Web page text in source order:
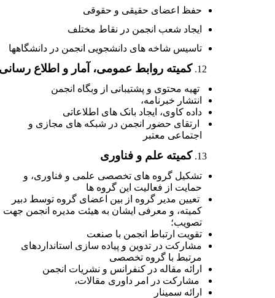
حفظ اعضای حقیقی و حقوقی
ایجاد شعب انجمن در نقاط مختلف
تاسیس شاخه های دانشجویی انجمن در دانشگاهها
کمیته روابط عمومی، آمار و اطلاع رسانی
تهیه محتوی و پشتیبانی از وبگاه انجمن
انتشار خبرنامه،
داده کاوی، ایجاد بانک های اطلاعاتی
ارتقای حضور انجمن در شبکه های مجازی و
اجتماعی معتبر
کمیته علم و فناوری
تشکیل گروه های تخصصی علمی و فناوری، و
حمایت از فعالیت این گروه ها
تعیین مدیر گروه از بین اعضای گروه توسط دبیر
کمیته، و معرفی ایشان به هیئت مدیره انجمن جهت
تصویب؛
تقویت ارتباط انجمن با صنعت
مشارکت در تدوین و پیاده سازی استانداردهای
مرتبط با گروه تخصصی
ارائه مقاله در کنفرانس و نشریات انجمن
مشارکت در امر داوری مقالات،
ارائه سمینار